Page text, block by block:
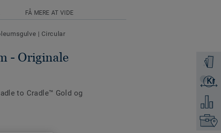
Bestil
Kr
Få et
Tilføj
FÅ MERE AT VIDE
| Circular
- Originale
to Cradle™ Gold og